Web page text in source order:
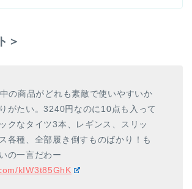
＞
の商品がどれも素敵で使いやすいか
がたい。3240円なのに10点も入って
クなタイツ3本、レギンス、スリッ
各種、全部履き倒すものばかり！も
の一言だわー
kIW3t85GhK